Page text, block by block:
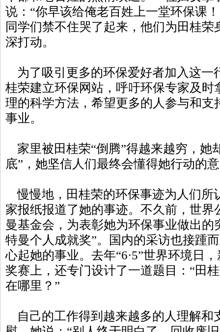
说：“你早该给俺老百姓上一堂环保课
同学们禁不住哭了起来，他们为田桂
深打动。
为了吸引更多的环保爱好者加入这一
桂荣建立环保网站，呼吁环保专家及时
理的科学方法，希望更多的人参与和支
事业。
家里被田桂荣“倒腾”得越来越穷，她
底”，她坚信人们最终会懂得她行动的
慢慢地，田桂荣的环保事迹为人们所
家报纸报道了她的事迹。不久前，世
曼基金会，为表彰她为环保事业做出的
特曼个人成就奖”。国内的采访也接踵
心起她的事业。去年“6·5”世界环境日
奖赛上，还专门设计了一道题目：“田
在哪里？”
自己的工作得到越来越多的人理解和